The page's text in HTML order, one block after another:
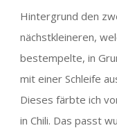
Hintergrund den
nächstkleineren,
bestempelte, in
mit einer Schleife
Dieses färbte ich
in Chili. Das passt